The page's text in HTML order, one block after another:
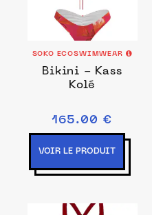
SOKO ECOSWIMWEAR
Bikini - Kass
Kolé
165.00 €
VOIR LE PRODUIT